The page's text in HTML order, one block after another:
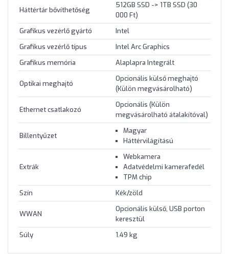
Háttértár bővíthetőség
512GB SSD -> 1TB SSD (30
000 Ft)
Grafikus vezérlő gyártó
Intel
Grafikus vezérlő típus
Intel Arc Graphics
Grafikus memória
Alaplapra Integrált
Optikai meghajtó
Opcionális külső meghajtó
(Külön megvásárolható)
Ethernet csatlakozó
Opcionális (Külön
megvásárolható átalakítóval)
Billentyűzet
Magyar
Háttérvilágítású
Extrák
Webkamera
Adatvédelmi kamerafedél
TPM chip
Szín
Kék/zöld
WWAN
Opcionális külső, USB porton
keresztül
Súly
1.49 kg